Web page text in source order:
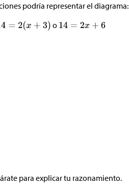
podría representar el diagrama:
o
para explicar tu razonamiento.